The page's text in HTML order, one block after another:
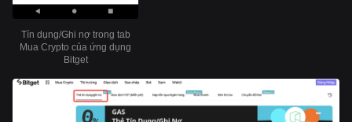
Tín dụng/Ghi nợ trong tab
Mua Crypto của ứng dụng
Bitget